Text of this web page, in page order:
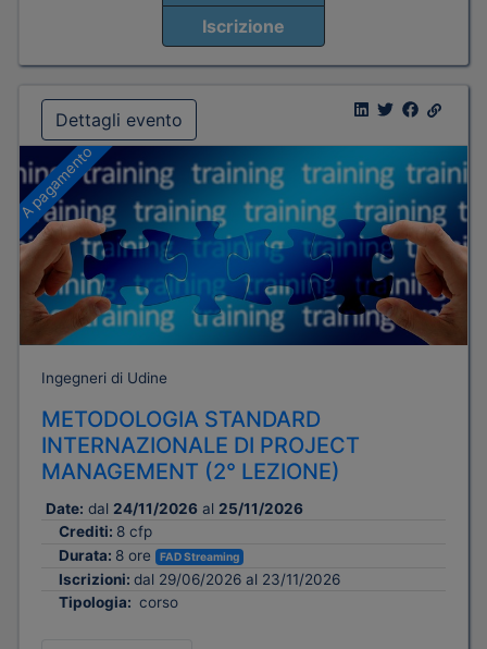
Iscrizione
Dettagli evento
A pagamento
Ingegneri di Udine
METODOLOGIA STANDARD
INTERNAZIONALE DI PROJECT
MANAGEMENT (2° LEZIONE)
Date: dal 24/11/2026 al 25/11/2026
Crediti: 8 cfp
Durata: 8 ore FAD Streaming
Iscrizioni: dal 29/06/2026 al 23/11/2026
Tipologia: corso